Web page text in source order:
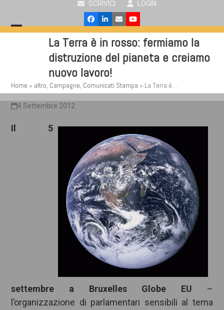
content
SCRIVICI LOGIN
Facebook
LinkedIn
EmailYouTube
La Terra è in rosso: fermiamo la
distruzione del pianeta e creiamo
nuovo lavoro!
Home » altro, Campagne, Comunicati Stampa » La Terra è…
4 Settembre 2012
Il 5
settembre a Bruxelles Globe EU –
l’organizzazione di parlamentari sensibili al tema